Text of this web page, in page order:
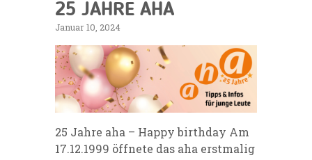
25 JAHRE AHA
Januar 10, 2024
25 Jahre aha – Happy birthday Am
17.12.1999 öffnete das aha erstmalig